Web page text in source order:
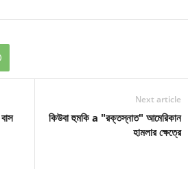
Next article
কিউবা হুমকি a "রক্তস্নাত" আমেরিকান
হামলার ক্ষেত্রে